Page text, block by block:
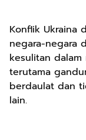
Konflik Ukraina
negara-negara
kesulitan
terutama
berdaulat dan
lain.